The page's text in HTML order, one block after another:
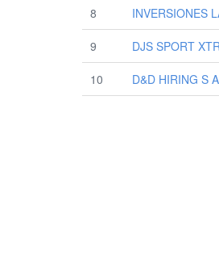
8 INVERSIONES
9 DJS SPORT
10 D&D HIRING S